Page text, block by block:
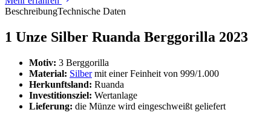
BeschreibungTechnische Daten
1 Unze Silber Ruanda Berggorilla 2023
Motiv: 3 Berggorilla
Material: Silbermit einer Feinheit von 999/1.000
Herkunftsland: Ruanda
Investitionsziel: Wertanlage
Lieferung: die Münze wird eingeschweißt geliefert